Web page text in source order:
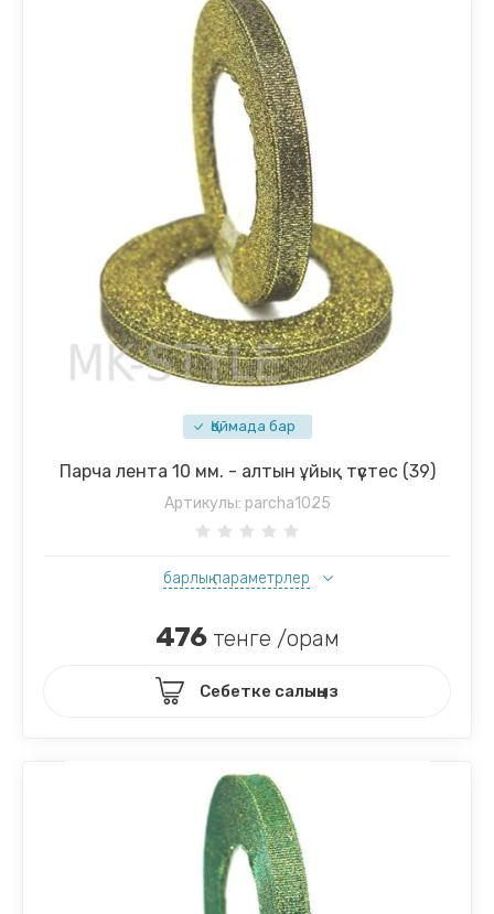
Қоймада бар
Парча лента 10 мм. - алтын ұйық түстес (39)
Артикулы: parcha1025
барлық параметрлер
476тенге /орам
Себетке салыңыз